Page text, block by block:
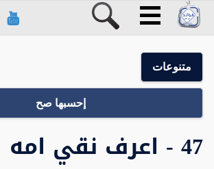
متنوعات
إحسبها صح
47 - اعرف نقي امه